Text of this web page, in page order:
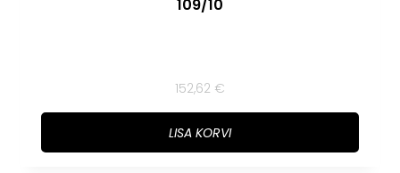
109/10
152,62 €
LISA KORVI